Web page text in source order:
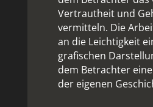
Vertrautheit und
vermitteln. Die
an die Leichtigkeit
grafischen
dem Betrachter
der eigenen